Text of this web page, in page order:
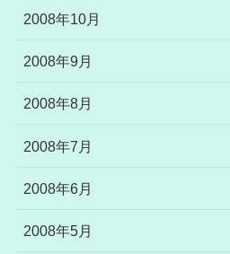
2008年10月
2008年9月
2008年8月
2008年7月
2008年6月
2008年5月